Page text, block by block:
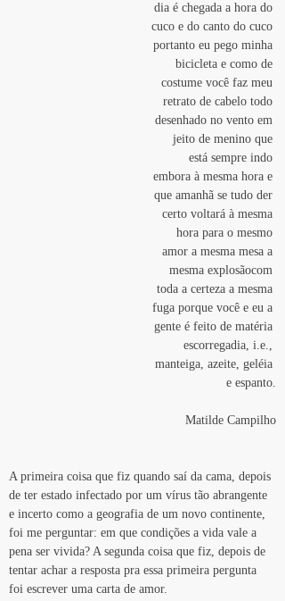
dia é chegada a hora do
cuco e do canto do cuco
portanto eu pego minha
bicicleta e como de
costume você faz meu
retrato de cabelo todo
desenhado no vento em
jeito de menino que
está sempre indo
embora à mesma hora e
que amanhã se tudo der
certo voltará à mesma
hora para o mesmo
amor a mesma mesa a
mesma explosãocom
toda a certeza a mesma
fuga porque você e eu a
gente é feito de matéria
escorregadia, i.e.,
manteiga, azeite, geléia
e espanto.
Matilde Campilho
A primeira coisa que fiz quando saí da cama, depois
de ter estado infectado por um vírus tão abrangente
e incerto como a geografia de um novo continente,
foi me perguntar: em que condições a vida vale a
pena ser vivida? A segunda coisa que fiz, depois de
tentar achar a resposta pra essa primeira pergunta
foi escrever uma carta de amor.